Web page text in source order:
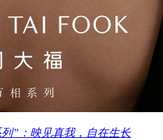
”：映见真我，自在生长